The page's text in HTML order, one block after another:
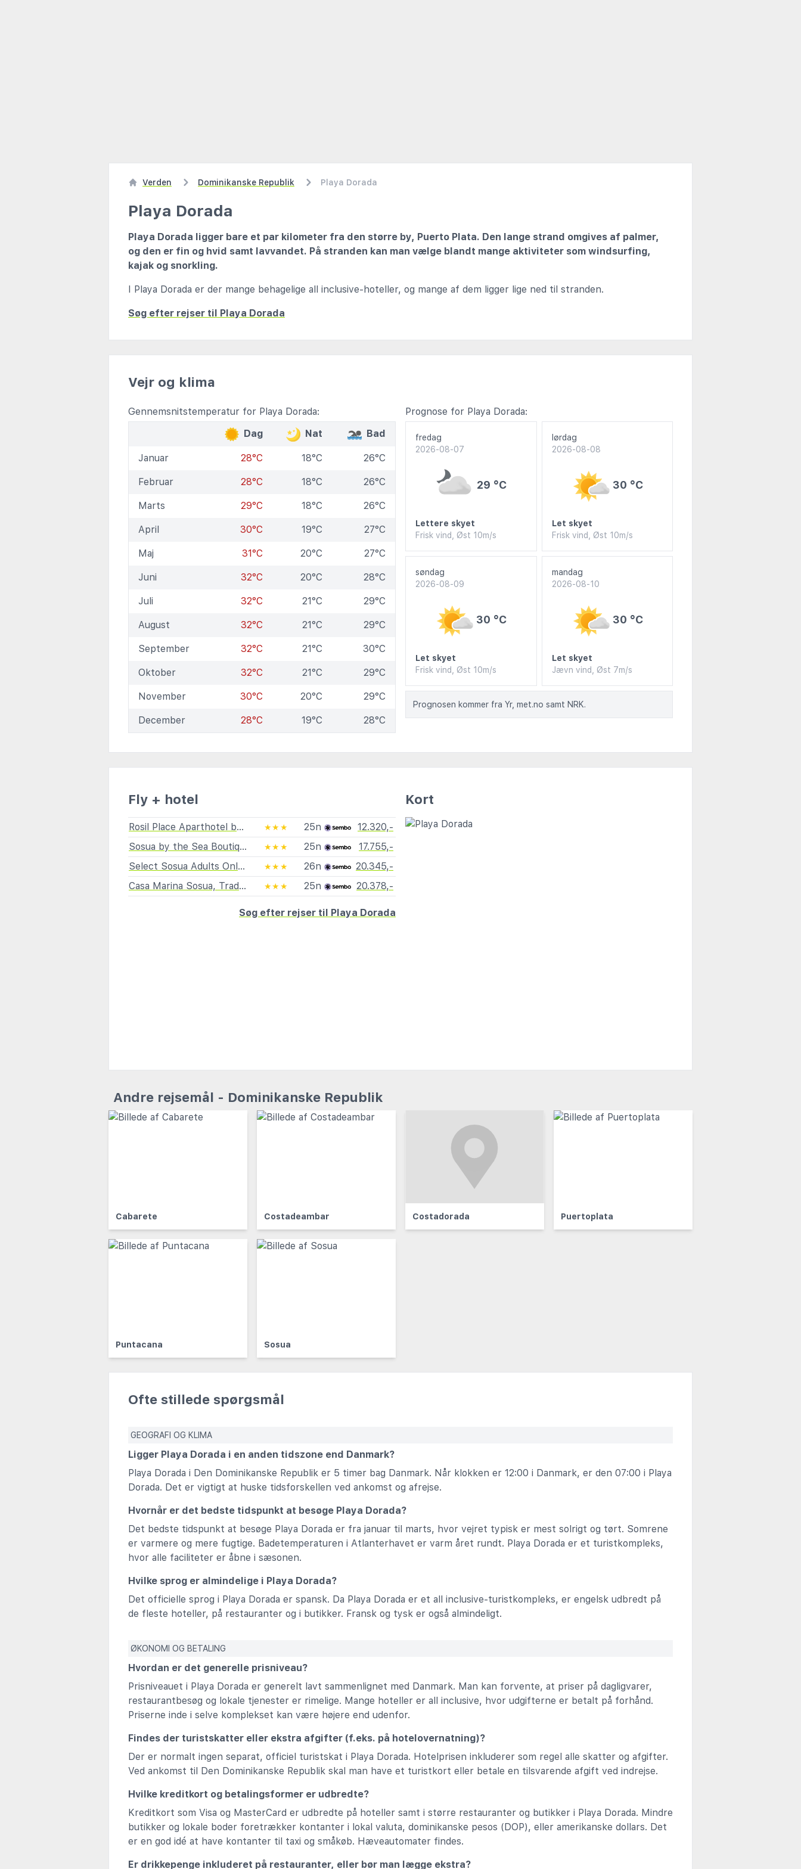
Verden Dominikanske Republik Playa Dorada
Playa Dorada
Playa Dorada ligger bare et par kilometer fra den større by, Puerto Plata. Den lange strand omgives af palmer,
og den er fin og hvid samt lavvandet. På stranden kan man vælge blandt mange aktiviteter som windsurfing,
kajak og snorkling.
I Playa Dorada er der mange behagelige all inclusive-hoteller, og mange af dem ligger lige ned til stranden.
Søg efter rejser til Playa Dorada
Vejr og klima
Gennemsnitstemperatur for Playa Dorada:
Dag
Nat Bad
Januar 28°C 18°C 26°C
Februar 28°C 18°C 26°C
Marts 29°C 18°C 26°C
April 30°C 19°C 27°C
Maj 31°C 20°C 27°C
Juni 32°C 20°C 28°C
Juli 32°C 21°C 29°C
August 32°C 21°C 29°C
September 32°C 21°C 30°C
Oktober 32°C 21°C 29°C
November 30°C 20°C 29°C
December 28°C 19°C 28°C
Prognose for Playa Dorada:
fredag
2026-08-07
29 °C
Lettere skyet
Frisk vind, Øst 10m/s
lørdag
2026-08-08
30 °C
Let skyet
Frisk vind, Øst 10m/s
søndag
2026-08-09
30 °C
Let skyet
Frisk vind, Øst 10m/s
mandag
2026-08-10
30 °C
Let skyet
Jævn vind, Øst 7m/s
Prognosen kommer fra Yr, met.no samt NRK.
Fly + hotel
Rosil Place Aparthotel by the Beach ★★★ 25n
12.320,-
Sosua by the Sea Boutique Beach Resort
★★★ 25n
17.755,-
Select Sosua Adults Only, Trademark by Wyndham
★★★ 26n
20.345,-
Casa Marina Sosua, Trademark by Wyndham
★★★ 25n 20.378,-
Søg efter rejser til Playa Dorada
Kort
Andre rejsemål - Dominikanske Republik
Cabarete Costadeambar Costadorada Puertoplata
Puntacana Sosua
Ofte stillede spørgsmål
GEOGRAFI OG KLIMA
Ligger Playa Dorada i en anden tidszone end Danmark?
Playa Dorada i Den Dominikanske Republik er 5 timer bag Danmark. Når klokken er 12:00 i Danmark, er den 07:00 i Playa
Dorada. Det er vigtigt at huske tidsforskellen ved ankomst og afrejse.
Hvornår er det bedste tidspunkt at besøge Playa Dorada?
Det bedste tidspunkt at besøge Playa Dorada er fra januar til marts, hvor vejret typisk er mest solrigt og tørt. Somrene
er varmere og mere fugtige. Badetemperaturen i Atlanterhavet er varm året rundt. Playa Dorada er et turistkompleks,
hvor alle faciliteter er åbne i sæsonen.
Hvilke sprog er almindelige i Playa Dorada?
Det officielle sprog i Playa Dorada er spansk. Da Playa Dorada er et all inclusive-turistkompleks, er engelsk udbredt på
de fleste hoteller, på restauranter og i butikker. Fransk og tysk er også almindeligt.
ØKONOMI OG BETALING
Hvordan er det generelle prisniveau?
Prisniveauet i Playa Dorada er generelt lavt sammenlignet med Danmark. Man kan forvente, at priser på dagligvarer,
restaurantbesøg og lokale tjenester er rimelige. Mange hoteller er all inclusive, hvor udgifterne er betalt på forhånd.
Priserne inde i selve komplekset kan være højere end udenfor.
Findes der turistskatter eller ekstra afgifter (f.eks. på hotelovernatning)?
Der er normalt ingen separat, officiel turistskat i Playa Dorada. Hotelprisen inkluderer som regel alle skatter og afgifter.
Ved ankomst til Den Dominikanske Republik skal man have et turistkort eller betale en tilsvarende afgift ved indrejse.
Hvilke kreditkort og betalingsformer er udbredte?
Kreditkort som Visa og MasterCard er udbredte på hoteller samt i større restauranter og butikker i Playa Dorada. Mindre
butikker og lokale boder foretrækker kontanter i lokal valuta, dominikanske pesos (DOP), eller amerikanske dollars. Det
er en god idé at have kontanter til taxi og småkøb. Hæveautomater findes.
Er drikkepenge inkluderet på restauranter, eller bør man lægge ekstra?